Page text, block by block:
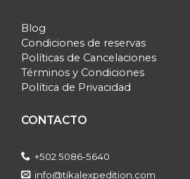
Blog
Condiciones de reservas
Políticas de Cancelaciones
Términos y Condiciones
Política de Privacidad
CONTACTO
+502 5086-5640
info@tikalexpedition.com